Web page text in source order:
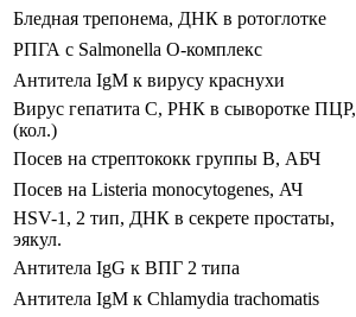
Бледная трепонема, ДНК в ротоглотке
РПГА с Salmonella O-комплекс
Антитела IgМ к вирусу краснухи
Вирус гепатита С, РНК в сыворотке ПЦР,
(кол.)
Посев на стрептококк группы В, АБЧ
Посев на Listeria monocytogenes, АЧ
HSV-1, 2 тип, ДНК в секрете простаты,
эякул.
Антитела IgG к ВПГ 2 типа
Антитела IgM к Chlamydia trachomatis